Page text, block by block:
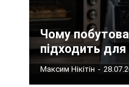
Чому побутова
підходить
Максим Нікітін -